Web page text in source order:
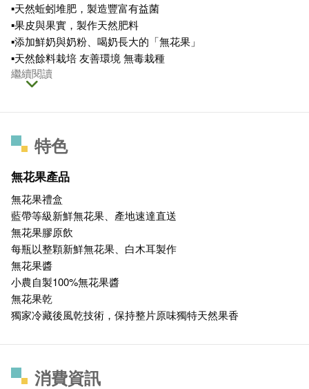
▪天然蚯蚓堆肥，製造豐富有益菌
▪果皮與果實，製作天然肥料
▪添加鮮奶與奶粉、喝奶長大的「無花果」
▪天然餘料栽培 友善環境 無毒栽種
繼續閱讀
特色
無花果產品
無花果禮盒
藍帶等級新鮮無花果、產地速達直送
無花果膠原飲
每瓶以整顆新鮮無花果、白木耳製作
無花果醬
小農自製100%無花果醬
無花果乾
獨家冷藏後風乾技術，保持整片原味獨特天然果香
消費資訊